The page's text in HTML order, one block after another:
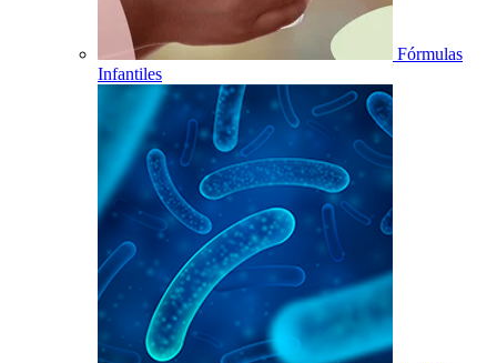
Fórmulas
Infantiles